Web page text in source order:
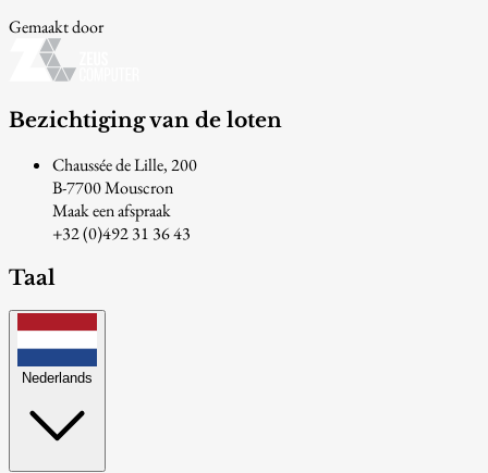
Gemaakt door
Bezichtiging van de loten
Chaussée de Lille, 200
B-7700 Mouscron
Maak een afspraak
+32 (0)492 31 36 43
Taal
Nederlands